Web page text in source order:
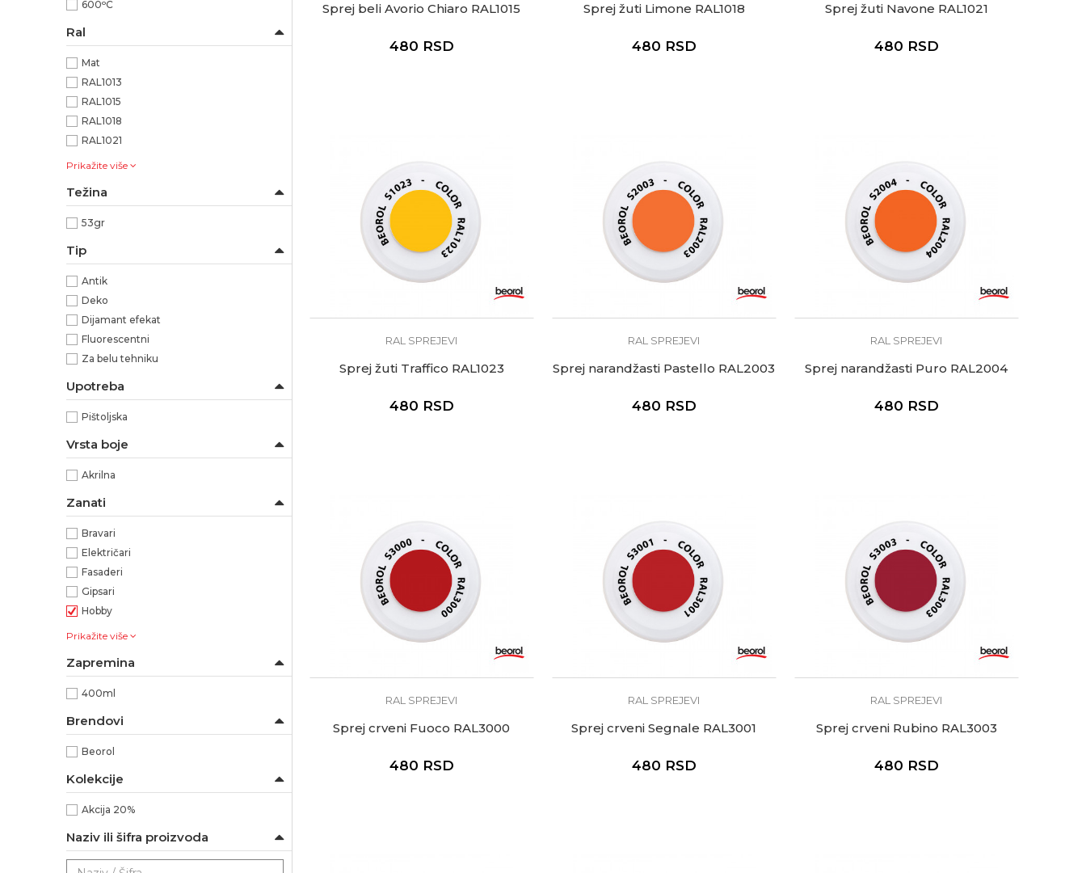
600ᵒC
Ral
Mat
RAL1013
RAL1015
RAL1018
RAL1021
Prikažite više
Težina
53gr
Tip
Antik
Deko
Dijamant efekat
Fluorescentni
Za belu tehniku
Upotreba
Pištoljska
Vrsta boje
Akrilna
Zanati
Bravari
Električari
Fasaderi
Gipsari
Hobby
Prikažite više
Zapremina
400ml
Brendovi
Beorol
Kolekcije
Akcija 20%
Naziv ili šifra proizvoda
Sprej beli Avorio Chiaro RAL1015
480 RSD
Sprej žuti Limone RAL1018
480 RSD
Sprej žuti Navone RAL1021
480 RSD
RAL SPREJEVI
Sprej žuti Traffico RAL1023
480 RSD
RAL SPREJEVI
Sprej narandžasti Pastello RAL2003
480 RSD
RAL SPREJEVI
Sprej narandžasti Puro RAL2004
480 RSD
RAL SPREJEVI
Sprej crveni Fuoco RAL3000
480 RSD
RAL SPREJEVI
Sprej crveni Segnale RAL3001
480 RSD
RAL SPREJEVI
Sprej crveni Rubino RAL3003
480 RSD